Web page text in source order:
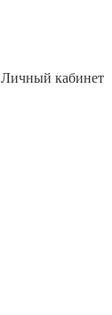
Личный кабинет